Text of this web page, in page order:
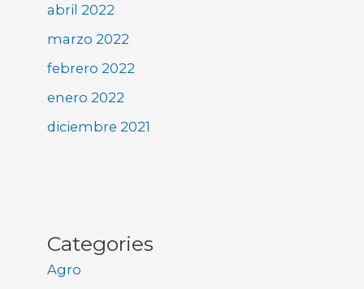
abril 2022
marzo 2022
febrero 2022
enero 2022
diciembre 2021
Categories
Agro